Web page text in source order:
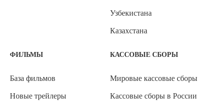
Узбекистана
Казахстана
ФИЛЬМЫ
База фильмов
Новые трейлеры
КАССОВЫЕ СБОРЫ
Мировые кассовые сборы
Кассовые сборы в России